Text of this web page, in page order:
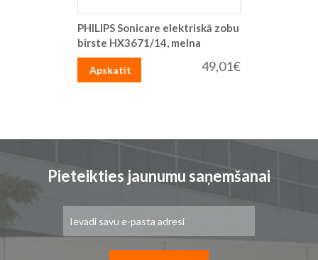
PHILIPS Sonicare elektriskā zobu
birste HX3671/14, melna
49,01€
Apskatīt
Pieteikties jaunumu saņemšanai
saņemšanai: